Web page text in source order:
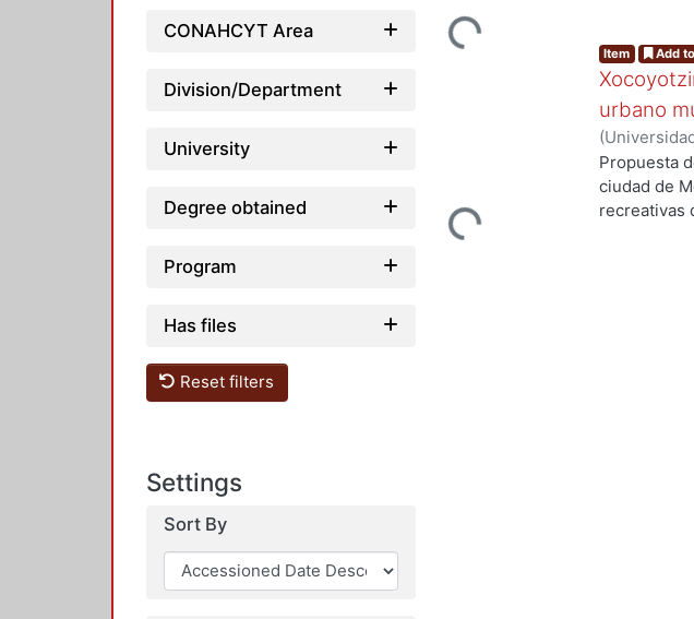
CONAHCYT Area
Division/Department
University
Degree obtained
Program
Has files
Reset filters
Settings
Sort By
Loading...
resolver el
verdes,
Loading...
Item Add
urbano
(
de
Propuesta
ciudad de
recreativas